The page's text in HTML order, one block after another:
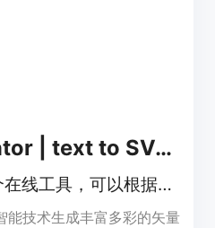
AI SVG Generator | text to SVG | svg.onl
AI SVG生成器是一个在线工具，可以根据用户提供的提示生成彩色矢量图形。
能技术生成丰富多彩的矢量